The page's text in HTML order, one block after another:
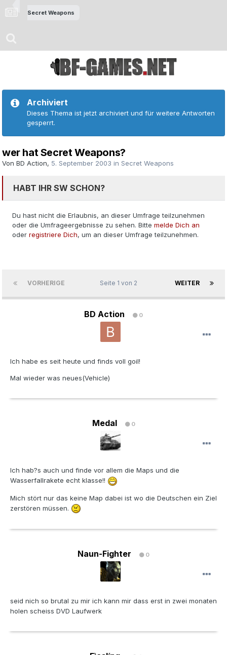
Secret Weapons
Archiviert
Dieses Thema ist jetzt archiviert und für weitere Antworten
gesperrt.
wer hat Secret Weapons?
Von BD Action, 5. September 2003 in Secret Weapons
HABT IHR SW SCHON?
Du hast nicht die Erlaubnis, an dieser Umfrage teilzunehmen
oder die Umfrageergebnisse zu sehen. Bitte melde Dich an
oder registriere Dich, um an dieser Umfrage teilzunehmen.
VORHERIGE WEITER
Seite 1 von 2
BD Action 0
Ich habe es seit heute und finds voll goil!
Mal wieder was neues(Vehicle)
Medal 0
Ich hab?s auch und finde vor allem die Maps und die
Wasserfallrakete echt klasse!!
Mich stört nur das keine Map dabei ist wo die Deutschen ein Ziel
zerstören müssen.
Naun-Fighter 0
seid nich so brutal zu mir ich kann mir dass erst in zwei monaten
holen scheiss DVD Laufwerk